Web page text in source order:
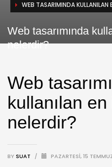
WEB TASARIMINDA KULLANILAN
Web tasarımında
nelerdir?
Web
kullanılan
nelerdir?
BYSUAT / PAZARTESI, 15